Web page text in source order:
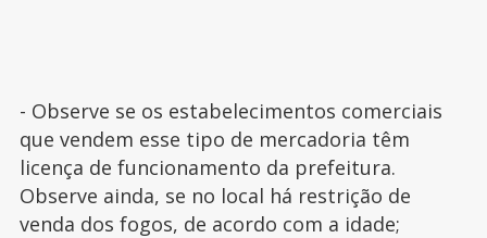
- Observe se os estabelecimentos comerciais
que vendem esse tipo de mercadoria têm
licença de funcionamento da prefeitura.
Observe ainda, se no local há restrição de
venda dos fogos, de acordo com a idade;